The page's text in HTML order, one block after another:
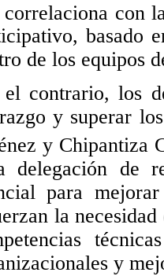
correlaciona con
basado
de los equipos
el contrario, los
y superar
y Chipantiza
delegación de
para
la
y